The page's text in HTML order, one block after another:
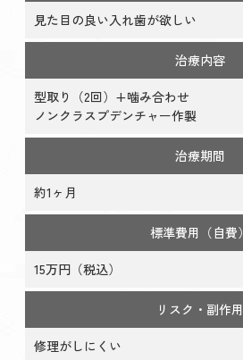
見た目の良い入れ歯が欲しい
治療内容
型取り（2回）+噛み合わせ
ノンクラスプデンチャー作製
治療期間
約1ヶ月
標準費用（自費）
15万円（税込）
リスク・副作用
修理がしにくい